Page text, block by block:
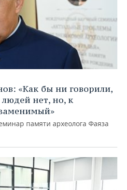
«Как бы ни говорили,
нет, но, к
памяти археолога Фаяза